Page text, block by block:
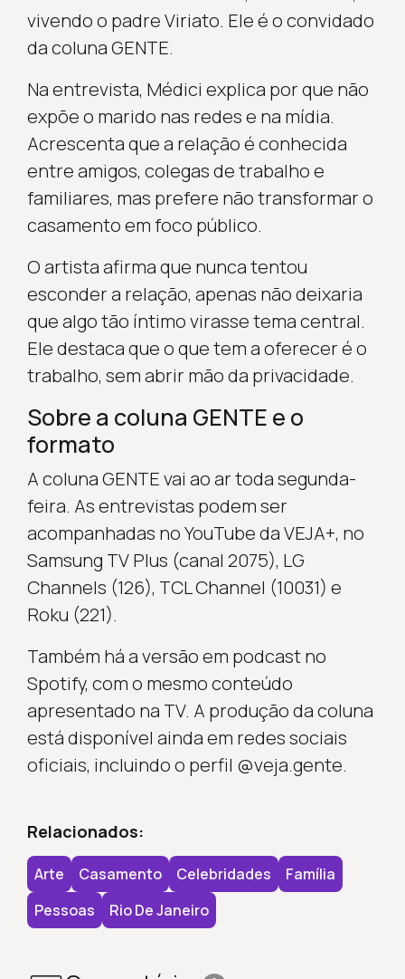
vivendo o padre Viriato. Ele é o convidado
da coluna GENTE.
Na entrevista, Médici explica por que não
expõe o marido nas redes e na mídia.
Acrescenta que a relação é conhecida
entre amigos, colegas de trabalho e
familiares, mas prefere não transformar o
casamento em foco público.
O artista afirma que nunca tentou
esconder a relação, apenas não deixaria
que algo tão íntimo virasse tema central.
Ele destaca que o que tem a oferecer é o
trabalho, sem abrir mão da privacidade.
Sobre a coluna GENTE e o
formato
A coluna GENTE vai ao ar toda segunda-
feira. As entrevistas podem ser
acompanhadas no YouTube da VEJA+, no
Samsung TV Plus (canal 2075), LG
Channels (126), TCL Channel (10031) e
Roku (221).
Também há a versão em podcast no
Spotify, com o mesmo conteúdo
apresentado na TV. A produção da coluna
está disponível ainda em redes sociais
oficiais, incluindo o perfil @veja.gente.
Relacionados:
Arte Casamento Celebridades
Família
Pessoas
Rio De Janeiro